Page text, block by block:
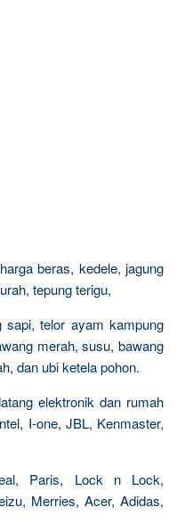
beras, kedele, jagung
tepung terigu,
sapi, telor ayam kampung
merah, susu, bawang
dan ubi ketela pohon.
elektronik dan rumah
I-one, JBL, Kenmaster,
Paris, Lock n Lock,
Merries, Acer, Adidas,